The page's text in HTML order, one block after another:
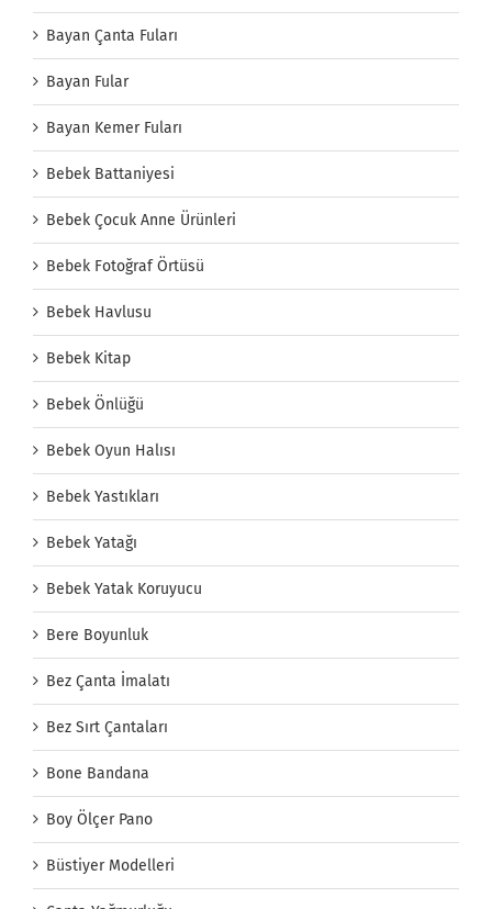
Bayan Çanta Fuları
Bayan Fular
Bayan Kemer Fuları
Bebek Battaniyesi
Bebek Çocuk Anne Ürünleri
Bebek Fotoğraf Örtüsü
Bebek Havlusu
Bebek Kitap
Bebek Önlüğü
Bebek Oyun Halısı
Bebek Yastıkları
Bebek Yatağı
Bebek Yatak Koruyucu
Bere Boyunluk
Bez Çanta İmalatı
Bez Sırt Çantaları
Bone Bandana
Boy Ölçer Pano
Büstiyer Modelleri